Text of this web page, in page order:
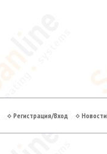
Регистрация/Вход Новости